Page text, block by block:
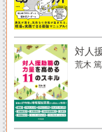
対人
荒木